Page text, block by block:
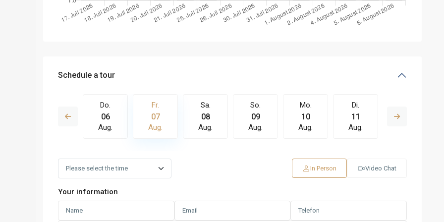
Schedule a tour
Do.
06
Aug.
Fr.
07
Aug.
Sa.
08
Aug.
So.
09
Aug.
Mo.
10
Aug.
Di.
11
Aug.
In Person Video Chat
Your information